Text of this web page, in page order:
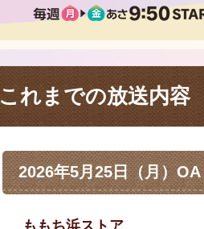
これまでの放送内容
2026年5月25日（月）OA
ももち浜ストア